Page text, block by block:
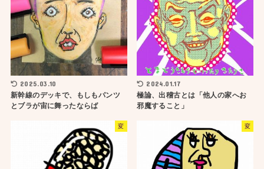
2025.03.10
新幹線のデッキで、もしもパンツ
とブラが宙に舞ったならば
2024.01.17
極論、出稽古とは「他人の家へお
邪魔すること」
変 変